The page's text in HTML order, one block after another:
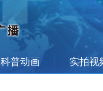
科普动画 实拍视